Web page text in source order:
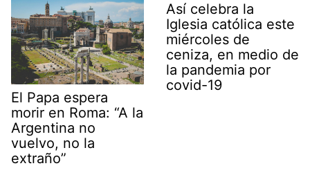
El Papa espera
morir en Roma: “A la
Argentina no
vuelvo, no la
extraño”
Así celebra la
Iglesia católica este
miércoles de
ceniza, en medio de
la pandemia por
covid-19